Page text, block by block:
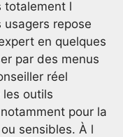
totalement l
repose
en quelques
par des menus
réel
outils
pour la
sensibles. À l